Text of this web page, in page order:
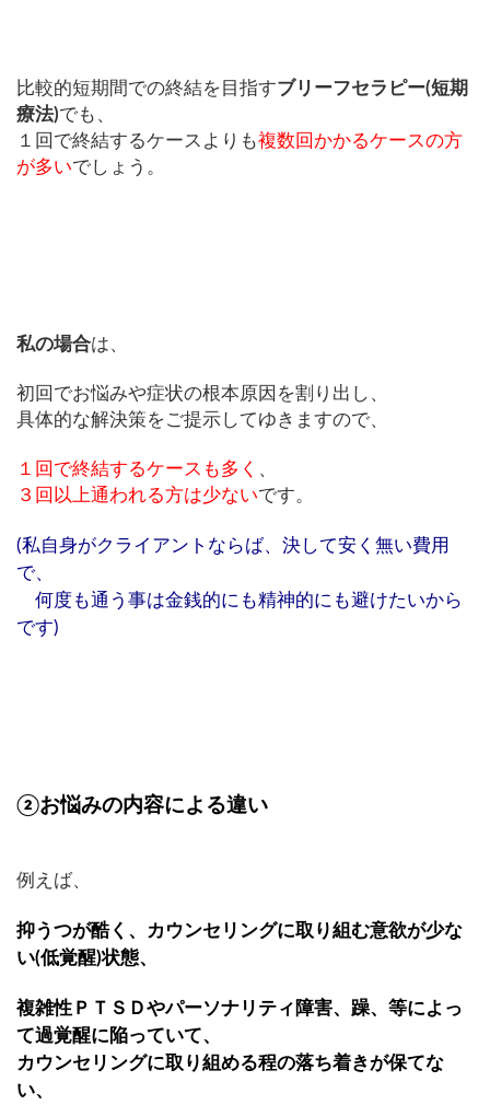
比較的短期間での終結を目指すブリーフセラピー(短期
療法)でも、
１回で終結するケースよりも複数回かかるケースの方
が多いでしょう。
私の場合は、
初回でお悩みや症状の根本原因を割り出し、
具体的な解決策をご提示してゆきますので、
１回で終結するケースも多く 、
３回以上通われる方は少ないです。
(私自身がクライアントならば、決して安く無い費用
で、
何度も通う事は金銭的にも精神的にも避けたいから
です)
②お悩みの内容による違い
例えば、
抑うつが酷く、カウンセリングに取り組む意欲が少な
い(低覚醒)状態、
複雑性ＰＴＳＤやパーソナリティ障害、躁、等によっ
て過覚醒に陥っていて、
カウンセリングに取り組める程の落ち着きが保てな
い、